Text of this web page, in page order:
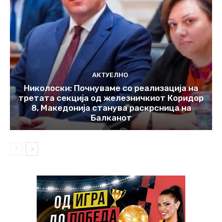
АКТУЕЛНО
Николоски: Почнуваме со реализација на
третата секција од железничкиот Коридор
8, Македонија станува раскрсница на
Балканот